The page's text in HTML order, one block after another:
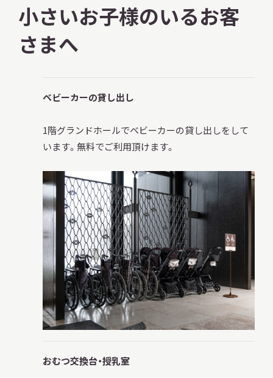
小さいお子様のいるお客
さまへ
ベビーカーの貸し出し
1階グランドホールでベビーカーの貸し出しをして
います。無料でご利用頂けます。
おむつ交換台・授乳室